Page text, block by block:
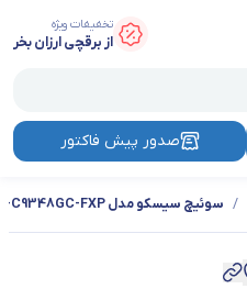
تخفیفات ویژه
از برقچی ارزان بخر
صدور پیش فاکتور
/ سوئیچ سیسکو مدل N9K-C9348GC-FXP